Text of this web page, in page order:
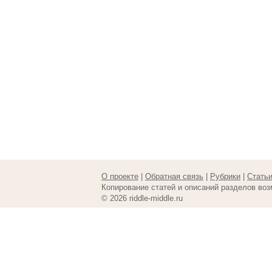
О проекте Обратная связь Рубрики
Статьи
Копирование статей и описаний разделов
© 2026 riddle-middle.ru